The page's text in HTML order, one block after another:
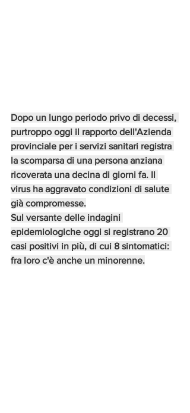
Dopo un lungo periodo privo di decessi,
purtroppo oggi il rapporto dell'Azienda
provinciale per i servizi sanitari registra
la scomparsa di una persona anziana
ricoverata una decina di giorni fa. Il
virus ha aggravato condizioni di salute
già compromesse.
Sul versante delle indagini
epidemiologiche oggi si registrano 20
casi positivi in più, di cui 8 sintomatici:
fra loro c'è anche un minorenne.